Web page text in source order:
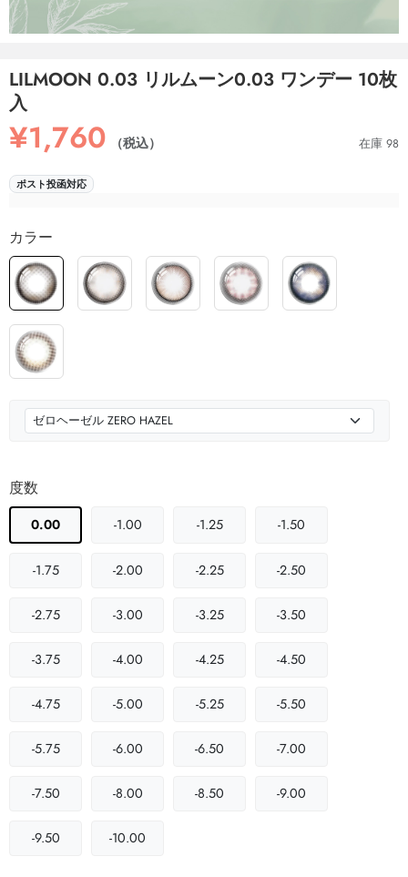
LILMOON 0.03 リルムーン0.03 ワンデー 10枚
入
¥1,760 （税込） 在庫 98
ポスト投函対応
カラー
度数
0.00 -1.00 -1.25 -1.50
-1.75 -2.00 -2.25 -2.50
-2.75 -3.00 -3.25 -3.50
-3.75 -4.00 -4.25 -4.50
-4.75 -5.00 -5.25 -5.50
-5.75 -6.00 -6.50 -7.00
-7.50 -8.00 -8.50 -9.00
-9.50 -10.00